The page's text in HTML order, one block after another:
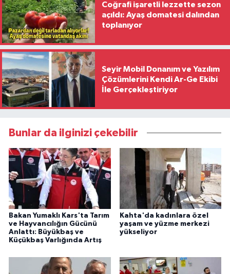
Coğrafi işaretli lezzette sezon
açıldı: Ayaş domatesi dalından
toplanıyor
Seyir Mobil Donanım ve Yazılım
Çözümlerini Kendi Ar-Ge Ekibi
İle Gerçekleştiriyor
Bunlar da ilginizi çekebilir
Bakan Yumaklı Kars'ta Tarım
ve Hayvancılığın Gücünü
Anlattı: Büyükbaş ve
Küçükbaş Varlığında Artış
Kahta'da kadınlara özel
yaşam ve yüzme merkezi
yükseliyor